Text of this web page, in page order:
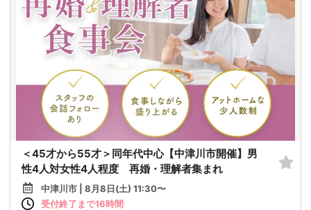
＜45才から55才＞同年代中心【中津川市開催】男
性4人対女性4人程度 再婚・理解者集まれ
中津川市 | 8月8日(土) 11:30〜
受付終了まで16時間